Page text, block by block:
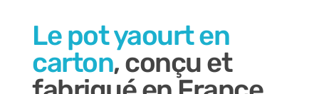
Le pot yaourt en